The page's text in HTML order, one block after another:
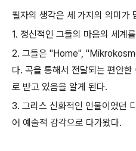
필자의 생각은 세 가지의 의미가
1. 정신적인 그들의 마음의 세계
2. 그들은 "Home",
다. 곡을 통해서 전달되는 편안한
로 받고 있음을 알게 된다.
3. 그리스 신화적인 인물이었던
어 예술적 감각으로 다가왔다.